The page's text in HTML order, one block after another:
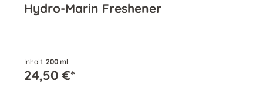
Hydro-Marin Freshener
Inhalt: 200 ml
24,50 €*